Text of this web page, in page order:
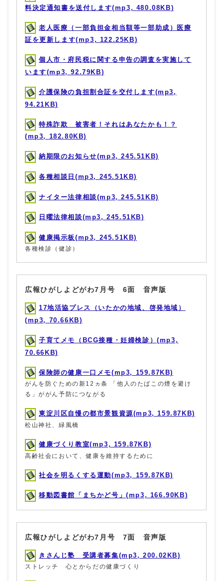
料決定通知書を送付します(mp3, 480.08KB)
老人医療（一部負担金相当額等一部助成）医療
証を更新します(mp3, 122.25KB)
個人市・府民税に関する申告の調査を実施して
います(mp3, 92.79KB)
介護保険の負担割合証を交付します(mp3,
94.21KB)
特殊詐欺 被害者！それはあなたかも！？
(mp3, 182.80KB)
納期限のお知らせ(mp3, 245.51KB)
各種相談日(mp3, 245.51KB)
ナイター法律相談(mp3, 245.51KB)
日曜法律相談(mp3, 245.51KB)
健康掲示板(mp3, 245.51KB)
各種検診（健診）
広報ひがしよどがわ7月号 6面 音声版
17地活協プレス（いたかの地域、啓発地域）
(mp3, 70.66KB)
子育てメモ（BCG接種・妊婦検診）(mp3,
70.66KB)
保険師の健康一口メモ(mp3, 159.87KB)
がんを防ぐための新12ヵ条 「他人のたばこの煙を避け
る」ががん予防につながる
東淀川区自慢の都市景観資源(mp3, 159.87KB)
松山神社、緑風橋
健康づくり教室(mp3, 159.87KB)
高齢社会において、健康を維持するために
社会を明るくする運動(mp3, 159.87KB)
移動図書館「まちかど号」(mp3, 166.90KB)
広報ひがしよどがわ7月号 7面 音声版
きさんじ塾 受講者募集(mp3, 200.02KB)
ストレッチ 心とからだの健康づくり